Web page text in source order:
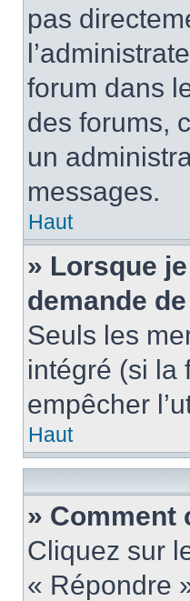
pas
forum dans
des forums,
un
messages.
Haut
» Lorsque
demande
Seuls les
intégré (si la
empêcher
Haut
» Comment
Cliquez sur
« Répondre